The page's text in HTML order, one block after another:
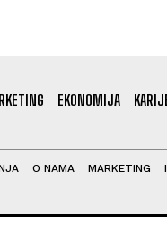
EKONOMIJA
O NAMA MARKETING